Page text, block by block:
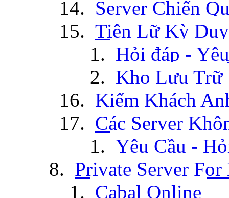
Server Chiến
Tiên Lữ Kỳ
Hỏi đáp -
Kho Lưu Trữ
Kiếm Khách
Các Server
Yêu Cầu -
Private Server
Cabal Online